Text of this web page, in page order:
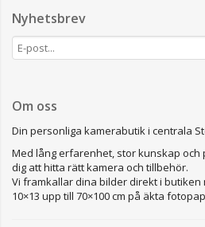
Nyhetsbrev
Om oss
Din personliga kamerabutik i centrala
Med lång erfarenhet, stor kunskap och
dig att hitta rätt kamera och tillbehör.
Vi framkallar dina bilder direkt i butiken
10×13 upp till 70×100 cm på äkta